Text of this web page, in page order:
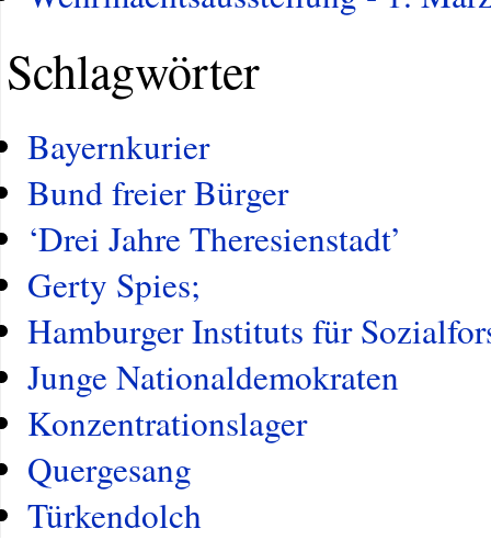
Schlagwörter
Bayernkurier
Bund freier Bürger
‘Drei Jahre Theresienstadt’
Gerty Spies;
Hamburger Instituts für
Junge Nationaldemokraten
Konzentrationslager
Quergesang
Türkendolch